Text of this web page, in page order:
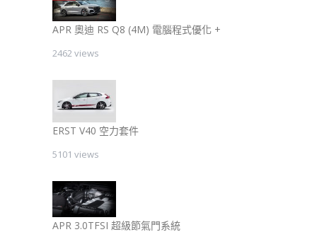
APR 奧迪 RS Q8 (4M) 電腦程式優化 +
2462 views
ERST V40 空力套件
5101 views
APR 3.0TFSI 超級節氣門系統